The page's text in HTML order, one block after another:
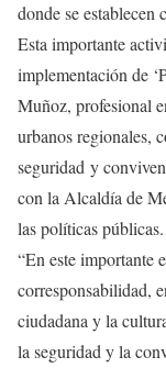
donde se establecen
Esta importante
implementación de
Muñoz, profesional
urbanos regionales,
seguridad y
con la Alcaldía de
las políticas públicas.
“En este importante
corresponsabilidad,
ciudadana y la
la seguridad y la